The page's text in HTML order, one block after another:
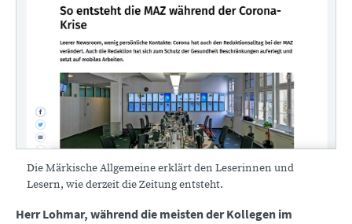
Die Märkische Allgemeine erklärt den Leserinnen und
Lesern, wie derzeit die Zeitung entsteht.
Herr Lohmar, während die meisten der Kollegen im